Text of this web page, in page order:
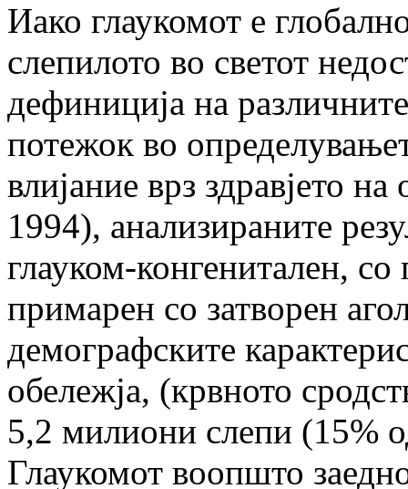
Иако глаукомот е
слепилото во светот
дефиниција на
потежок во
влијание врз здравјето
1994), анализираните
глауком-конгенитален,
примарен со затворен
демографските
обележја, (крвното
5,2 милиони слепи (15%
Глаукомот воопшто